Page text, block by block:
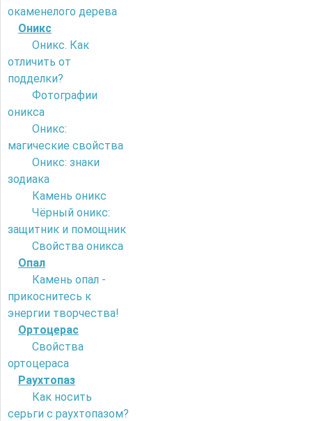
окаменелого дерева
Оникс
Оникс. Как
отличить от
подделки?
Фотографии
оникса
Оникс:
магические свойства
Оникс: знаки
зодиака
Камень оникс
Чёрный оникс:
защитник и помощник
Свойства оникса
Опал
Камень опал -
прикоснитесь к
энергии творчества!
Ортоцерас
Свойства
ортоцераса
Раухтопаз
Как носить
серьги с раухтопазом?